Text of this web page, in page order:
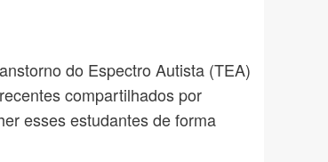
do Espectro Autista (TEA)
compartilhados por
esses estudantes de forma